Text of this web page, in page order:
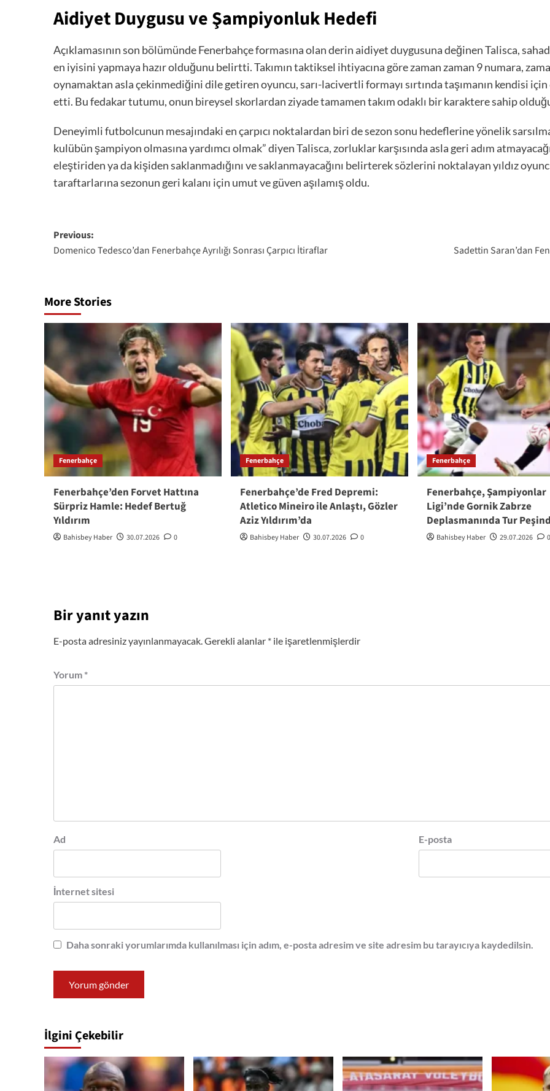
Aidiyet Duygusu ve Şampiyonluk Hedefi
Açıklamasının son bölümünde Fenerbahçe formasına olan derin aidiyet duygusuna değinen Talisca,
en iyisini yapmaya hazır olduğunu belirtti. Takımın taktiksel ihtiyacına göre zaman zaman 9 numara,
oynamaktan asla çekinmediğini dile getiren oyuncu, sarı-lacivertli formayı sırtında taşımanın kendisi
etti. Bu fedakar tutumu, onun bireysel skorlardan ziyade tamamen takım odaklı bir karaktere sahip
Deneyimli futbolcunun mesajındaki en çarpıcı noktalardan biri de sezon sonu hedeflerine yönelik
kulübün şampiyon olmasına yardımcı olmak” diyen Talisca, zorluklar karşısında asla geri adım
eleştiriden ya da kişiden saklanmadığını ve saklanmayacağını belirterek sözlerini noktalayan yıldız
taraftarlarına sezonun geri kalanı için umut ve güven aşılamış oldu.
Post
navigation
Previous:
Domenico Tedesco’dan Fenerbahçe Ayrılığı Sonrası Çarpıcı İtiraflar
Sadettin Saran’dan
More Stories
Fenerbahçe
Fenerbahçe’den Forvet Hattına
Sürpriz Hamle: Hedef Bertuğ
Yıldırım
Bahisbey Haber 30.07.2026 0
Fenerbahçe
Fenerbahçe’de Fred Depremi:
Atletico Mineiro ile Anlaştı, Gözler
Aziz Yıldırım’da
Bahisbey Haber 30.07.2026 0
Fenerbahçe
Fenerbahçe, Şampiyonlar
Ligi’nde Gornik Zabrze
Deplasmanında Tur
Bahisbey Haber 29.07.2026 0
Bir yanıt yazın
E-posta adresiniz yayınlanmayacak.Gerekli alanlar * ile işaretlenmişlerdir
Yorum *
Ad E-posta
İnternet sitesi
Daha sonraki yorumlarımda kullanılması için adım, e-posta adresim ve site adresim bu tarayıcıya kaydedilsin.
İlgini Çekebilir